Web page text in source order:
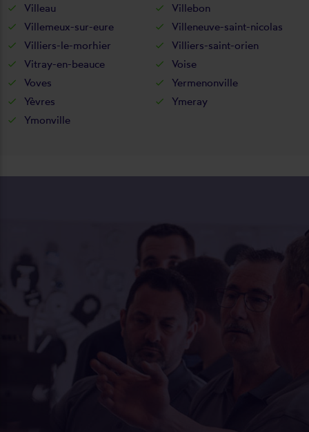
Villeau
Villebon
Villemeux-sur-eure
Villeneuve-saint-nicolas
Villiers-le-morhier
Villiers-saint-orien
Vitray-en-beauce
Voise
Voves
Yermenonville
Yèvres
Ymeray
Ymonville